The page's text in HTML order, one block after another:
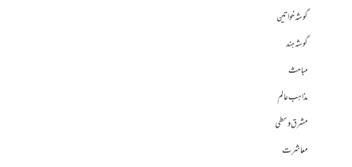
گوشہ خواتین
گوشہ ہند
مباحث
مذاہب عالم
مشرق وسطی
معاشرت